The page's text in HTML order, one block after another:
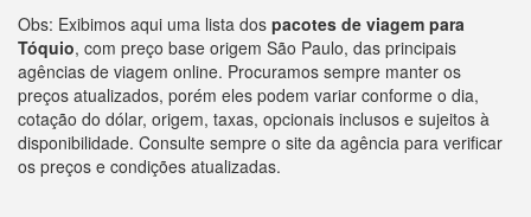
Obs: Exibimos aqui uma lista dos pacotes de viagem para
Tóquio, com preço base origem São Paulo, das principais
agências de viagem online. Procuramos sempre manter os
preços atualizados, porém eles podem variar conforme o dia,
cotação do dólar, origem, taxas, opcionais inclusos e sujeitos à
disponibilidade. Consulte sempre o site da agência para verificar
os preços e condições atualizadas.